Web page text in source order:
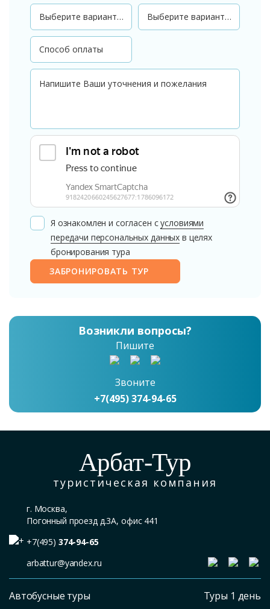
Я ознакомлен и согласен сусловиями
передачи персональных данных в целях
бронирования тура
ЗАБРОНИРОВАТЬ ТУР
Возникли вопросы?
Пишите
Звоните
+7(495) 374-94-65
Арбат-Тур
туристическая компания
г. Москва,
Погонный проезд д.3А, офис 441
+7(495) 374-94-65
arbattur@yandex.ru
Автобусные туры Туры 1 день